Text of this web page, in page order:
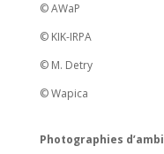
© AWaP
© KIK-IRPA
© M. Detry
© Wapica
Photographies